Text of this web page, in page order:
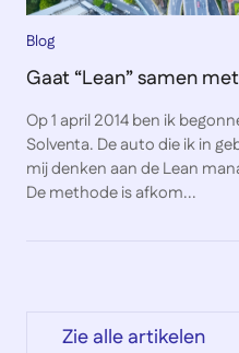
Blog
Gaat “Lean” samen
Op 1 april 2014 ben ik
Solventa. De auto die ik in
mij denken aan de Lean
De methode is afkom...
Zie alle artikelen